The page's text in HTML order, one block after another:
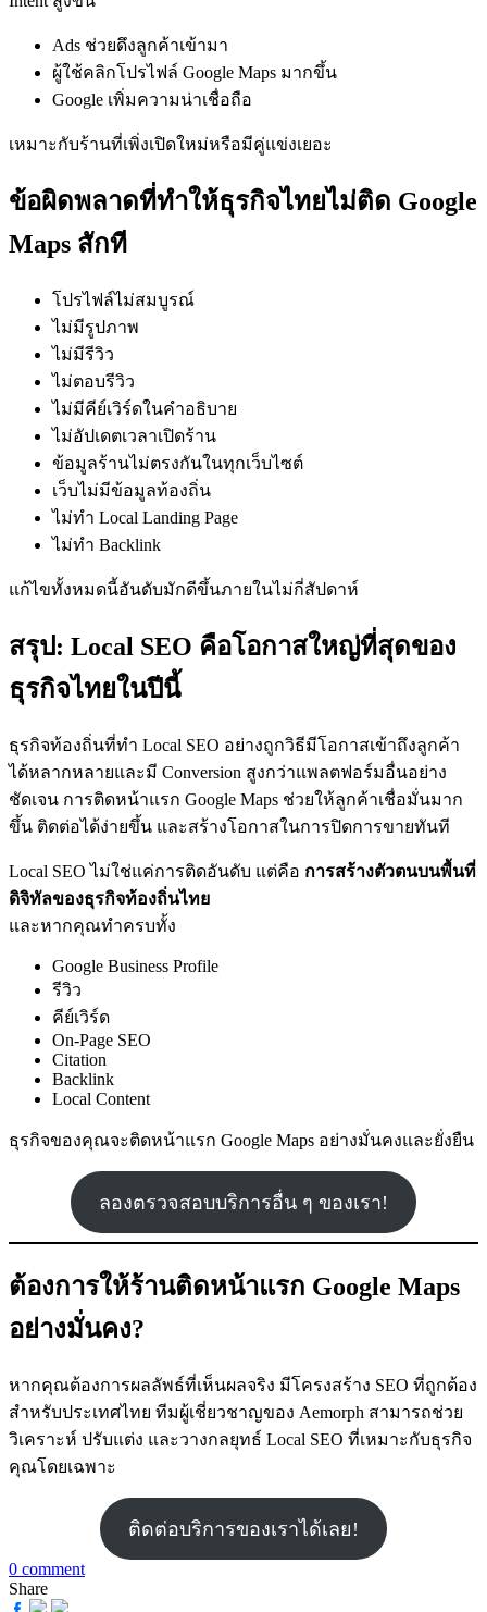
Ads ช่วยดึงลูกค้าเข้ามา
ผู้ใช้คลิกโปรไฟล์ Google Maps มากขึ้น
Google เพิ่มความน่าเชื่อถือ
เหมาะกับร้านที่เพิ่งเปิดใหม่หรือมีคู่แข่งเยอะ
ข้อผิดพลาดที่ทำให้ธุรกิจไทยไม่ติด Google
Maps สักที
โปรไฟล์ไม่สมบูรณ์
ไม่มีรูปภาพ
ไม่มีรีวิว
ไม่ตอบรีวิว
ไม่มีคีย์เวิร์ดในคำอธิบาย
ไม่อัปเดตเวลาเปิดร้าน
ข้อมูลร้านไม่ตรงกันในทุกเว็บไซต์
เว็บไม่มีข้อมูลท้องถิ่น
ไม่ทำ Local Landing Page
ไม่ทำ Backlink
แก้ไขทั้งหมดนี้อันดับมักดีขึ้นภายในไม่กี่สัปดาห์
สรุป: Local SEO คือโอกาสใหญ่ที่สุดของ
ธุรกิจไทยในปีนี้
ธุรกิจท้องถิ่นที่ทำ Local SEO อย่างถูกวิธีมีโอกาสเข้าถึงลูกค้า
ได้หลากหลายและมี Conversion สูงกว่าแพลตฟอร์มอื่นอย่าง
ชัดเจน การติดหน้าแรก Google Maps ช่วยให้ลูกค้าเชื่อมั่นมาก
ขึ้น ติดต่อได้ง่ายขึ้น และสร้างโอกาสในการปิดการขายทันที
Local SEO ไม่ใช่แค่การติดอันดับ แต่คือ การสร้างตัวตนบนพื้นที่
ดิจิทัลของธุรกิจท้องถิ่นไทย
และหากคุณทำครบทั้ง
Google Business Profile
รีวิว
คีย์เวิร์ด
On-Page SEO
Citation
Backlink
Local Content
ธุรกิจของคุณจะติดหน้าแรก Google Maps อย่างมั่นคงและยั่งยืน
ลองตรวจสอบบริการอื่น ๆ ของเรา!
ต้องการให้ร้านติดหน้าแรก Google Maps
อย่างมั่นคง?
หากคุณต้องการผลลัพธ์ที่เห็นผลจริง มีโครงสร้าง SEO ที่ถูกต้อง
สำหรับประเทศไทย ทีมผู้เชี่ยวชาญของ Aemorph สามารถช่วย
วิเคราะห์ ปรับแต่ง และวางกลยุทธ์ Local SEO ที่เหมาะกับธุรกิจ
คุณโดยเฉพาะ
ติดต่อบริการของเราได้เลย!
0 comment
Share